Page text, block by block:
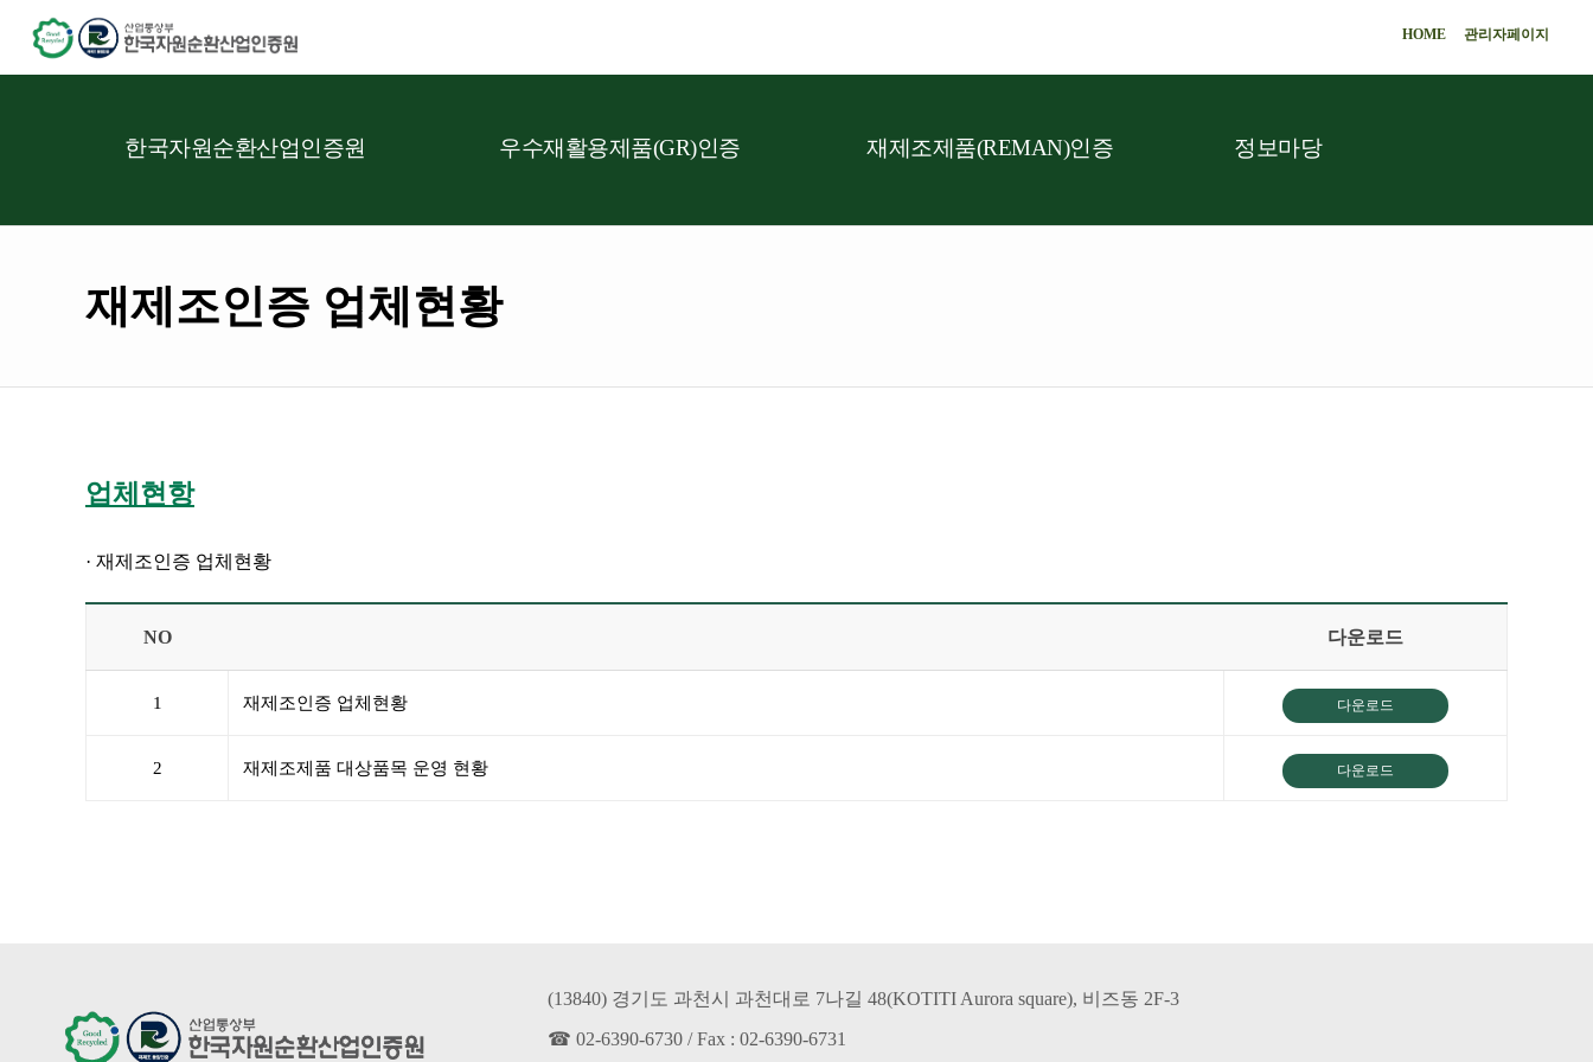
HOME 관리자페이지
한국자원순환산업인증원 우수재활용제품(GR)인증 재제조제품(REMAN)인증 정보마당
재제조인증 업체현황
업체현항
· 재제조인증 업체현황
NO 다운로드
1 재제조인증 업체현황 다운로드
2 재제조제품 대상품목 운영 현황 다운로드
(13840) 경기도 과천시 과천대로 7나길 48(KOTITI Aurora square), 비즈동 2F-3
☎ 02-6390-6730 / Fax : 02-6390-6731